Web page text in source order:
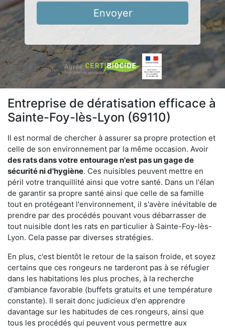
Envoyer
Entreprise de dératisation efficace à
Sainte-Foy-lès-Lyon (69110)
Il est normal de chercher à assurer sa propre protection et
celle de son environnement par la même occasion. Avoir
des rats dans votre entourage n'est pas un gage de
sécurité ni d'hygiène. Ces nuisibles peuvent mettre en
péril votre tranquillité ainsi que votre santé. Dans un l'élan
de garantir sa propre santé ainsi que celle de sa famille
tout en protégeant l'environnement, il s'avère inévitable de
prendre par des procédés pouvant vous débarrasser de
tout nuisible dont les rats en particulier à Sainte-Foy-lès-
Lyon. Cela passe par diverses stratégies.
En plus, c'est bientôt le retour de la saison froide, et soyez
certains que ces rongeurs ne tarderont pas à se réfugier
dans les habitations les plus proches, à la recherche
d'ambiance favorable (buffets gratuits et une température
constante). Il serait donc judicieux d'en apprendre
davantage sur les habitudes de ces rongeurs, ainsi que
tous les procédés qui peuvent vous permettre aux